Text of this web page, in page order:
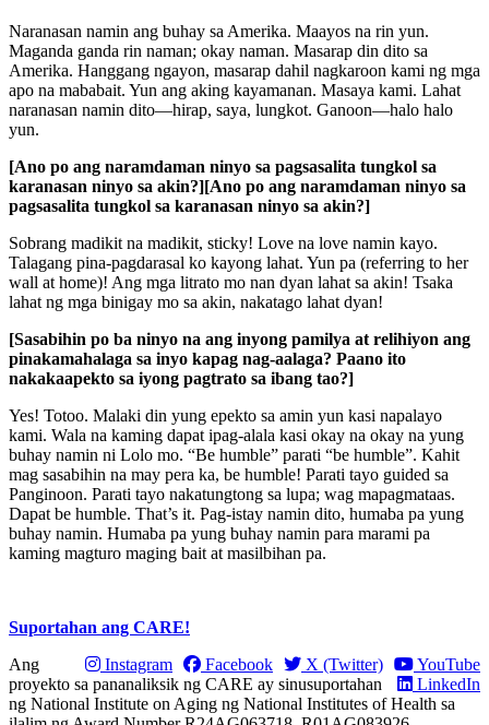
Naranasan namin ang buhay sa Amerika. Maayos na rin yun.
Maganda ganda rin naman; okay naman. Masarap din dito sa
Amerika. Hanggang ngayon, masarap dahil nagkaroon kami ng mga
apo na mababait. Yun ang aking kayamanan. Masaya kami. Lahat
naranasan namin dito—hirap, saya, lungkot. Ganoon—halo halo
yun.
[Ano po ang naramdaman ninyo sa pagsasalita tungkol sa
karanasan ninyo sa akin?][Ano po ang naramdaman ninyo sa
pagsasalita tungkol sa karanasan ninyo sa akin?]
Sobrang madikit na madikit, sticky! Love na love namin kayo.
Talagang pina-pagdarasal ko kayong lahat. Yun pa (referring to her
wall at home)! Ang mga litrato mo nan dyan lahat sa akin! Tsaka
lahat ng mga binigay mo sa akin, nakatago lahat dyan!
[Sasabihin po ba ninyo na ang inyong pamilya at relihiyon ang
pinakamahalaga sa inyo kapag nag-aalaga? Paano ito
nakakaapekto sa iyong pagtrato sa ibang tao?]
Yes! Totoo. Malaki din yung epekto sa amin yun kasi napalayo
kami. Wala na kaming dapat ipag-alala kasi okay na okay na yung
buhay namin ni Lolo mo. “Be humble” parati “be humble”. Kahit
mag sasabihin na may pera ka, be humble! Parati tayo guided sa
Panginoon. Parati tayo nakatungtong sa lupa; wag mapagmataas.
Dapat be humble. That’s it. Pag-istay namin dito, humaba pa yung
buhay namin. Humaba pa yung buhay namin para marami pa
kaming magturo maging bait at masilbihan pa.
Suportahan ang CARE!
YouTube
X (Twitter)
Facebook
Instagram
LinkedIn
Ang
proyekto sa pananaliksik ng CARE ay sinusuportahan
ng National Institute on Aging ng National Institutes of Health sa